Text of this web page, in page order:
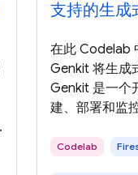
支持的生成
在此 Codelab
Genkit 将生成
Genkit 是一个
建、部署和监
而设计，可帮
Codelab